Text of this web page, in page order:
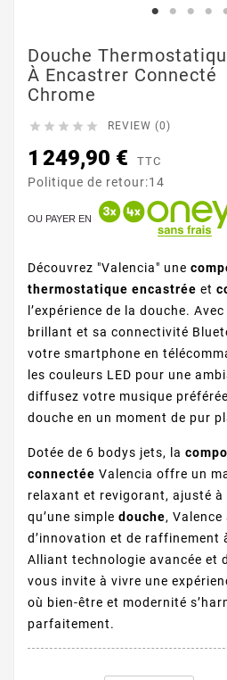
Douche
À Encastrer Connecté
Chrome
     REVIEW (0)
1 249,90 € TTC
Politique de retour:14
OU PAYER EN
Découvrez "Valencia" une
thermostatique encastrée et
l’expérience de la douche.
brillant et sa connectivité
votre smartphone en
les couleurs LED pour une
diffusez votre musique
douche en un moment de pur
Dotée de 6 bodys jets, la
connectée Valencia offre un
relaxant et revigorant, ajusté à
qu’une simple douche,
d’innovation et de raffinement
Alliant technologie avancée et
vous invite à vivre une
où bien-être et modernité
parfaitement.